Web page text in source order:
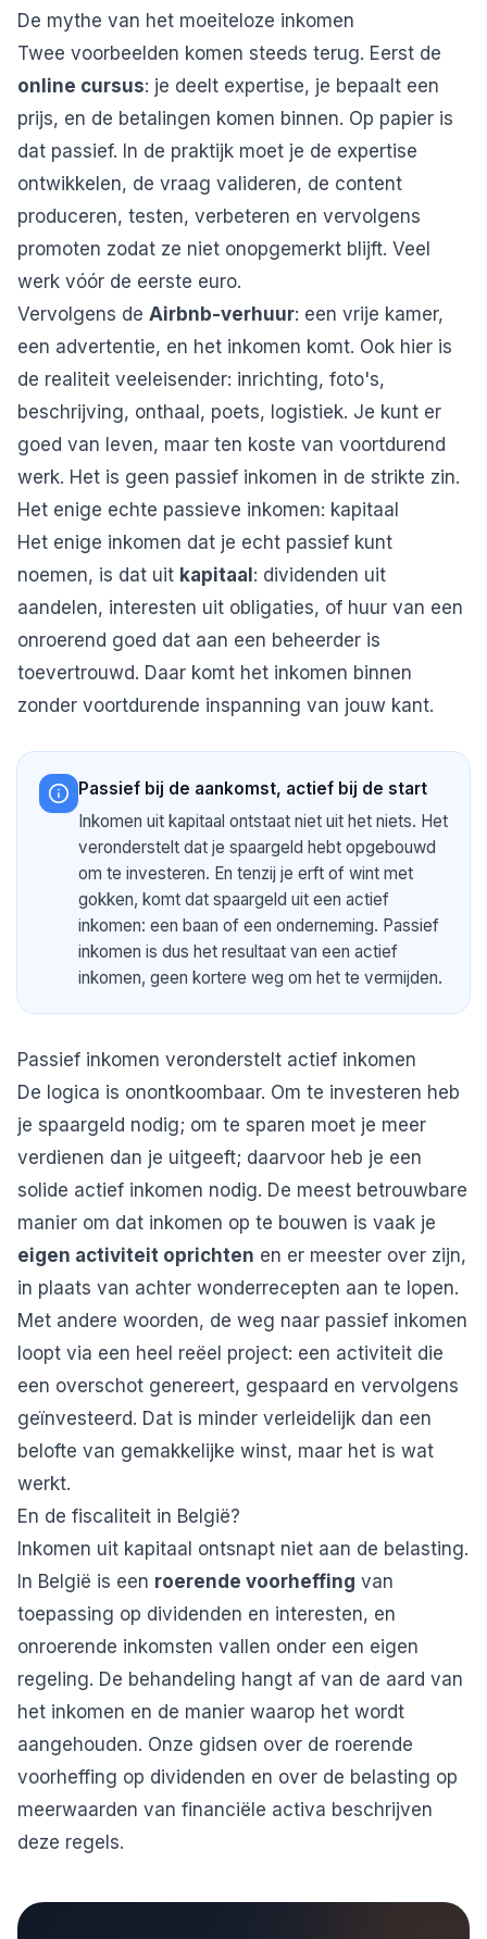
De mythe van het moeiteloze inkomen
Twee voorbeelden komen steeds terug. Eerst de
online cursus: je deelt expertise, je bepaalt een
prijs, en de betalingen komen binnen. Op papier is
dat passief. In de praktijk moet je de expertise
ontwikkelen, de vraag valideren, de content
produceren, testen, verbeteren en vervolgens
promoten zodat ze niet onopgemerkt blijft. Veel
werk vóór de eerste euro.
Vervolgens de Airbnb-verhuur: een vrije kamer,
een advertentie, en het inkomen komt. Ook hier is
de realiteit veeleisender: inrichting, foto's,
beschrijving, onthaal, poets, logistiek. Je kunt er
goed van leven, maar ten koste van voortdurend
werk. Het is geen passief inkomen in de strikte zin.
Het enige echte passieve inkomen: kapitaal
Het enige inkomen dat je echt passief kunt
noemen, is dat uit kapitaal : dividenden uit
aandelen, interesten uit obligaties, of huur van een
onroerend goed dat aan een beheerder is
toevertrouwd. Daar komt het inkomen binnen
zonder voortdurende inspanning van jouw kant.
Passief bij de aankomst, actief bij de start
Inkomen uit kapitaal ontstaat niet uit het niets. Het
veronderstelt dat je spaargeld hebt opgebouwd
om te investeren. En tenzij je erft of wint met
gokken, komt dat spaargeld uit een actief
inkomen: een baan of een onderneming. Passief
inkomen is dus het resultaat van een actief
inkomen, geen kortere weg om het te vermijden.
Passief inkomen veronderstelt actief inkomen
De logica is onontkoombaar. Om te investeren heb
je spaargeld nodig; om te sparen moet je meer
verdienen dan je uitgeeft; daarvoor heb je een
solide actief inkomen nodig. De meest betrouwbare
manier om dat inkomen op te bouwen is vaak je
eigen activiteit oprichten en er meester over zijn,
in plaats van achter wonderrecepten aan te lopen.
Met andere woorden, de weg naar passief inkomen
loopt via een heel reëel project: een activiteit die
een overschot genereert, gespaard en vervolgens
geïnvesteerd. Dat is minder verleidelijk dan een
belofte van gemakkelijke winst, maar het is wat
werkt.
En de fiscaliteit in België?
Inkomen uit kapitaal ontsnapt niet aan de belasting.
In België is een roerende voorheffing van
toepassing op dividenden en interesten, en
onroerende inkomsten vallen onder een eigen
regeling. De behandeling hangt af van de aard van
het inkomen en de manier waarop het wordt
aangehouden. Onze gidsen over de roerende
voorheffing op dividenden en over de belasting op
meerwaarden van financiële activa beschrijven
deze regels.